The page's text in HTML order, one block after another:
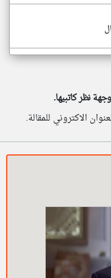
نظر كاتبيها.
الاكتروني للمقالة.